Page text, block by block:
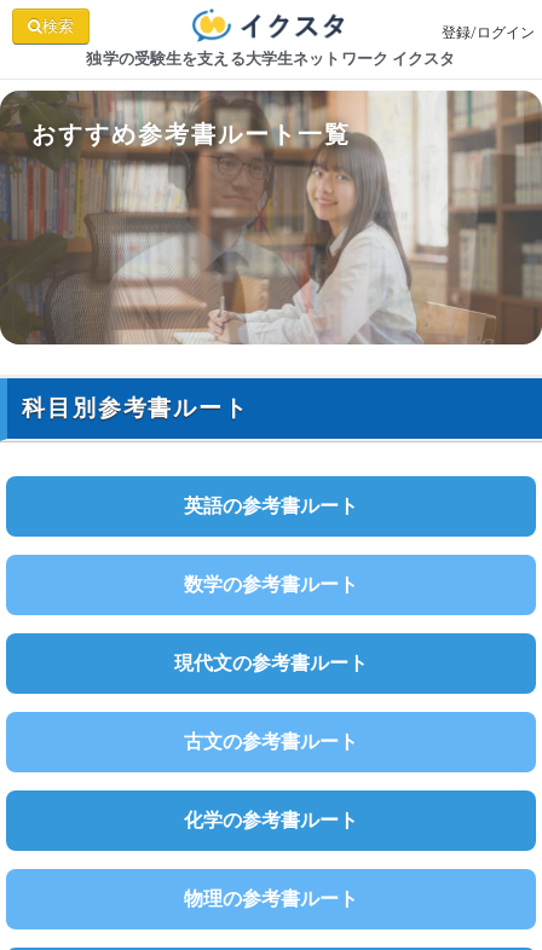
検索 登録/ログイン
独学の受験生を支える大学生ネットワーク イクスタ
おすすめ参考書ルート一覧
科目別参考書ルート
英語の参考書ルート
数学の参考書ルート
現代文の参考書ルート
古文の参考書ルート
化学の参考書ルート
物理の参考書ルート